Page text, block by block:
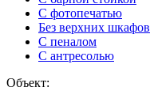
С фотопечатью
Без верхних шкафов
С пеналом
С антресолью
Объект: